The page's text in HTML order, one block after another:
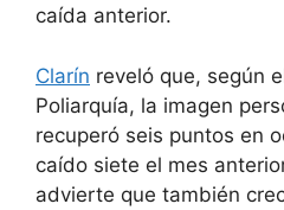
caída anterior.
Clarín reveló que, según
Poliarquía, la imagen
recuperó seis puntos en
caído siete el mes
advierte que también